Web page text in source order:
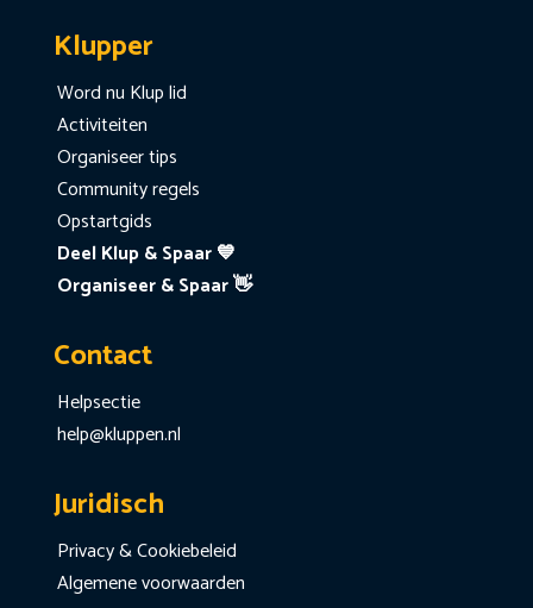
Klupper
Word nu Klup lid
Activiteiten
Organiseer tips
Community regels
Opstartgids
Deel Klup & Spaar 💙
Organiseer & Spaar 👋
Contact
Helpsectie
help@kluppen.nl
Juridisch
Privacy & Cookiebeleid
Algemene voorwaarden